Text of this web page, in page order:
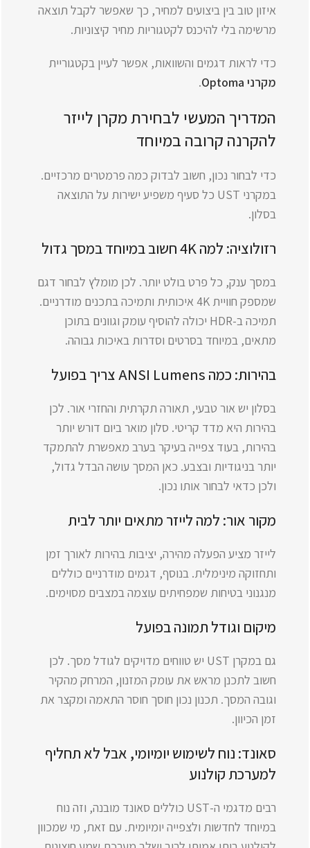
איזון טוב בין ביצועים למחיר, כך שאפשר לקבל תוצאה
מרשימה בלי להיכנס לקטגוריות מחיר קיצוניות.
כדי לראות דגמים והשוואות, אפשר לעיין בקטגוריית
מקרני Optoma
.
המדריך המעשי לבחירת מקרן לייזר
להקרנה קרובה במיוחד
כדי לבחור נכון, חשוב לבדוק כמה פרמטרים מרכזיים.
במקרני UST כל סעיף משפיע ישירות על התוצאה
בסלון.
רזולוציה: למה 4K חשוב במיוחד במסך גדול
במסך ענק, כל פרט בולט יותר. לכן מומלץ לבחור דגם
שמספק חוויית 4K איכותית ותמיכה בתכנים מודרניים.
תמיכה ב-HDR יכולה להוסיף עומק וגוונים בתוכן
מתאים, במיוחד בסרטים וסדרות באיכות גבוהה.
בהירות: כמה ANSI Lumens צריך בפועל
בסלון יש אור טבעי, תאורה תקרתית והחזרי אור. לכן
בהירות היא מדד קריטי. סלון מואר ביום דורש יותר
בהירות, בעוד צפייה בעיקר בערב מאפשרת להתמקד
יותר בניגודיות ובצבע. כאן המסך עושה הבדל גדול,
ולכן כדאי לבחור אותו נכון.
מקור אור: למה לייזר מתאים יותר לבית
לייזר מציע הפעלה מהירה, יציבות בהירות לאורך זמן
ותחזוקה מינימלית. בנוסף, דגמים מודרניים כוללים
מנגנוני בטיחות שמפחיתים עוצמה במצבים מסוימים.
מיקום וגודל תמונה בפועל
גם במקרן UST יש טווחים מדויקים לגודל מסך. לכן
חשוב לתכנן מראש את עומק המזנון, המרחק מהקיר
וגובה המסך. תכנון נכון חוסך חוסר התאמה ומקצר את
זמן הכיוון.
סאונד: נוח לשימוש יומיומי, אבל לא תחליף
למערכת קולנוע
רבים מדגמי ה-UST כוללים סאונד מובנה, וזה נוח
במיוחד לחדשות ולצפייה יומיומית. עם זאת, מי שמכוון